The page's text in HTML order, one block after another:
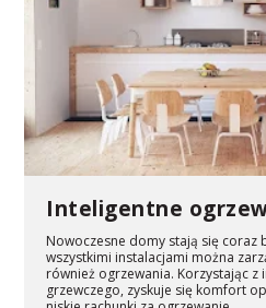
Inteligentne
Nowoczesne domy stają się coraz
wszystkimi instalacjami można
również ogrzewania. Korzystając z
grzewczego, zyskuje się komfort